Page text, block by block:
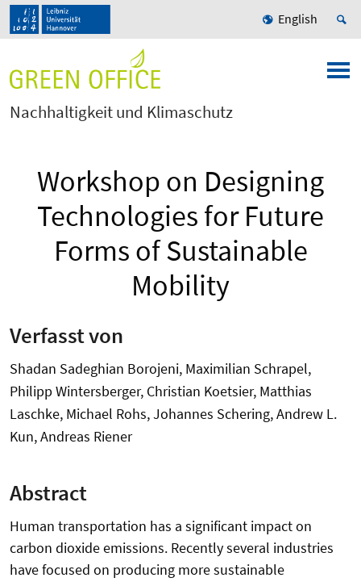
English
Nachhaltigkeit und Klimaschutz
Workshop on Designing
Technologies for Future
Forms of Sustainable
Mobility
Verfasst von
Shadan Sadeghian Borojeni, Maximilian Schrapel,
Philipp Wintersberger, Christian Koetsier, Matthias
Laschke, Michael Rohs, Johannes Schering, Andrew L.
Kun, Andreas Riener
Abstract
Human transportation has a significant impact on
carbon dioxide emissions. Recently several industries
have focused on producing more sustainable